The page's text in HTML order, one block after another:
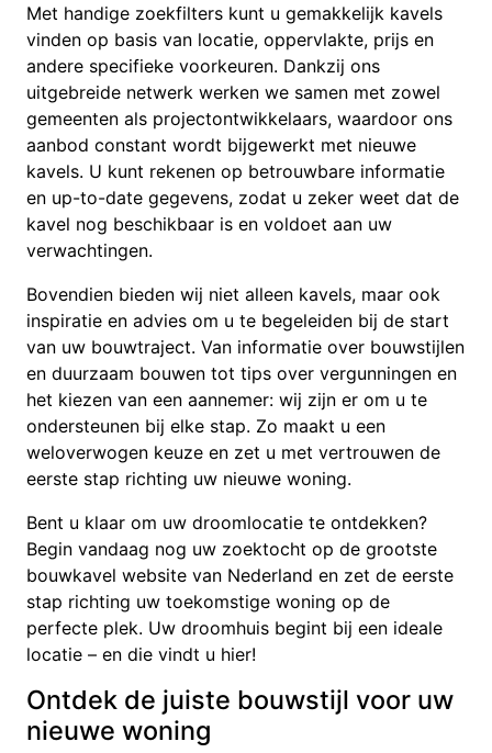
Met handige zoekfilters kunt u gemakkelijk kavels
vinden op basis van locatie, oppervlakte, prijs en
andere specifieke voorkeuren. Dankzij ons
uitgebreide netwerk werken we samen met zowel
gemeenten als projectontwikkelaars, waardoor ons
aanbod constant wordt bijgewerkt met nieuwe
kavels. U kunt rekenen op betrouwbare informatie
en up-to-date gegevens, zodat u zeker weet dat de
kavel nog beschikbaar is en voldoet aan uw
verwachtingen.
Bovendien bieden wij niet alleen kavels, maar ook
inspiratie en advies om u te begeleiden bij de start
van uw bouwtraject. Van informatie over bouwstijlen
en duurzaam bouwen tot tips over vergunningen en
het kiezen van een aannemer: wij zijn er om u te
ondersteunen bij elke stap. Zo maakt u een
weloverwogen keuze en zet u met vertrouwen de
eerste stap richting uw nieuwe woning.
Bent u klaar om uw droomlocatie te ontdekken?
Begin vandaag nog uw zoektocht op de grootste
bouwkavel website van Nederland en zet de eerste
stap richting uw toekomstige woning op de
perfecte plek. Uw droomhuis begint bij een ideale
locatie – en die vindt u hier!
Ontdek de juiste bouwstijl voor uw
nieuwe woning